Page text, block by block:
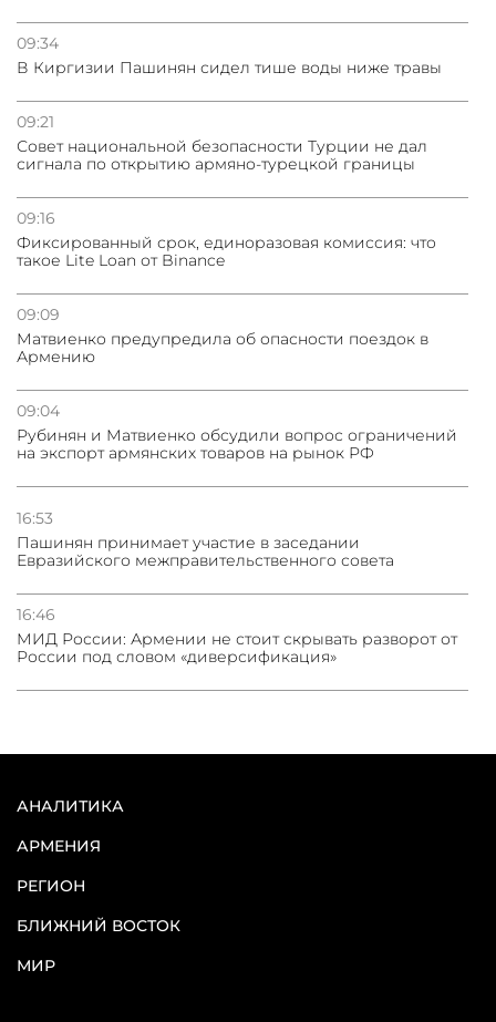
09:34
В Киргизии Пашинян сидел тише воды ниже травы
09:21
Совет национальной безопасности Турции не дал
сигнала по открытию армяно-турецкой границы
09:16
Фиксированный срок, единоразовая комиссия: что
такое Lite Loan от Binance
09:09
Матвиенко предупредила об опасности поездок в
Армению
09:04
Рубинян и Матвиенко обсудили вопрос ограничений
на экспорт армянских товаров на рынок РФ
16:53
Пашинян принимает участие в заседании
Евразийского межправительственного совета
16:46
МИД России: Армении не стоит скрывать разворот от
России под словом «диверсификация»
АНАЛИТИКА
АРМЕНИЯ
РЕГИОН
БЛИЖНИЙ ВОСТОК
МИР